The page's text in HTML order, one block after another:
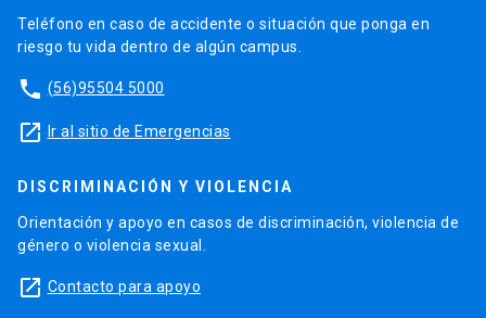
Teléfono en caso de accidente o situación que ponga en
riesgo tu vida dentro de algún campus.
phone (56)95504 5000
launch Ir al sitio de Emergencias
DISCRIMINACIÓN Y VIOLENCIA
Orientación y apoyo en casos de discriminación, violencia de
género o violencia sexual.
launch Contacto para apoyo